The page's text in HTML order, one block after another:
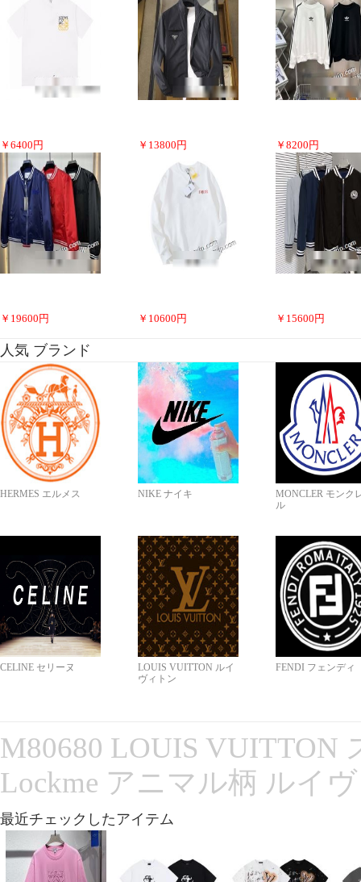
￥ 6400 円 ￥ 13800 円 ￥ 8200 円
￥ 19600 円 ￥ 10600 円 ￥ 15600 円
人気 ブランド
HERMES エルメス NIKE ナイキ
MONCLER モンク
ル
CELINE セリーヌ
LOUIS VUITTON ルイ
ヴィトン
FENDI フェンディ
M80680 LOUIS VUITTON
Lockme アニマル柄 ルイ
最近チェックしたアイテム